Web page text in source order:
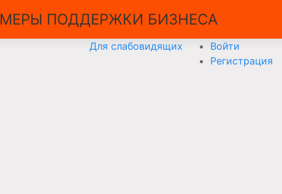
МЕРЫ ПОДДЕРЖКИ БИЗНЕСА
Для слабовидящих
Войти
Регистрация